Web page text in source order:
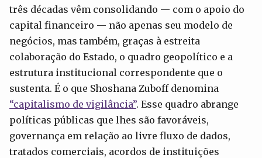
três décadas vêm consolidando — com o apoio do
capital financeiro — não apenas seu modelo de
negócios, mas também, graças à estreita
colaboração do Estado, o quadro geopolítico e a
estrutura institucional correspondente que o
sustenta. É o que Shoshana Zuboff denomina
“capitalismo de vigilância”. Esse quadro abrange
políticas públicas que lhes são favoráveis,
governança em relação ao livre fluxo de dados,
tratados comerciais, acordos de instituições